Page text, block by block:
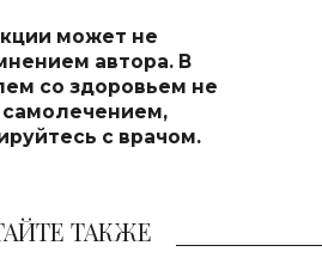
может не
автора. В
со здоровьем не
чением,
с врачом.
ТАКЖЕ